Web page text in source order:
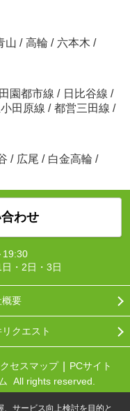
山 / 高輪 / 六本木 /
園都市線 / 日比谷線 /
田原線 / 都営三田線 /
/ 広尾 / 白金高輪 /
わせ
19:30
・2日・3日
概要
クエスト
セスマップ
PCサイト
All rights reserved.
サービス向上検討を目的と